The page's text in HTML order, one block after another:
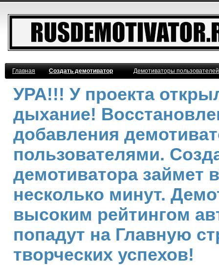
Главная Создать демотиватор Демотиваторы
УРА!!! У проекта
дыхание!
добавления
пользователями.
демотиватора займет
несколько минут.
высоким рейтингом
попадут на Главную
творческих успехов!